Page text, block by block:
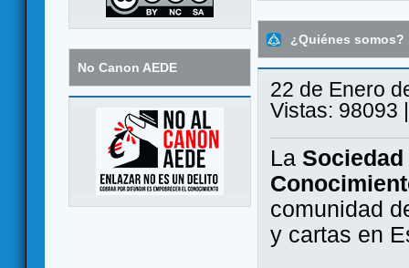
No Canon AEDE
¿Quiénes somos?
22 de Enero
Vistas: 98093
La
comunidad
y cartas en